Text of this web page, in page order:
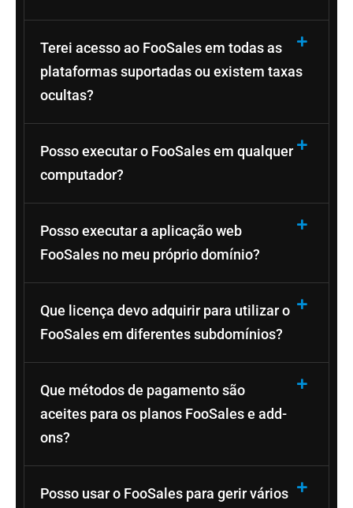
Terei acesso ao FooSales em todas as
plataformas suportadas ou existem taxas
ocultas?
Posso executar o FooSales em qualquer
computador?
Posso executar a aplicação web
FooSales no meu próprio domínio?
Que licença devo adquirir para utilizar o
FooSales em diferentes subdomínios?
Que métodos de pagamento são
aceites para os planos FooSales e add-
ons?
Posso usar o FooSales para gerir vários